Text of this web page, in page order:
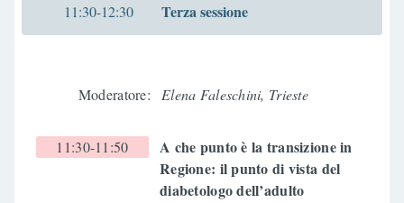
11:30-12:30 Terza sessione
Moderatore: Elena Faleschini, Trieste
11:30-11:50
A che punto è la transizione in
Regione: il punto di vista del
diabetologo dell’adulto